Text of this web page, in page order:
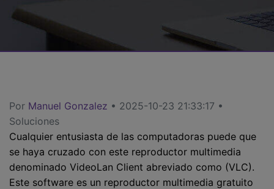
Video/Audio
Usuarios de Película
MÁS SOLUCIONES
Video Tutorial
Mira el video tutorial para aprender a usar UniConverter.
¿Qué hay de nuevo?
Los productos y las actualizaciones más recientes.
Por Manuel Gonzalez • 2025-10-23 21:33:17 •
Soluciones
Cualquier entusiasta de las computadoras puede que
se haya cruzado con este reproductor multimedia
denominado VideoLan Client abreviado como (VLC).
Este software es un reproductor multimedia gratuito